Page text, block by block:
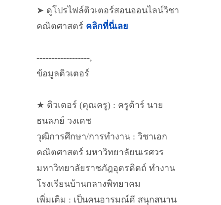
➤ ดูโปรไฟล์ติวเตอร์สอนออนไลน์วิชา
คณิตศาสตร์ คลิกที่นี่เลย
------------------,
ข้อมูลติวเตอร์
★ ติวเตอร์ (คุณครู) : ครูต้าร์ นาย
ธนลภย์ วงเดช
วุฒิการศึกษา/การทำงาน : วิชาเอก
คณิตศาสตร์ มหาวิทยาลัยนเรศวร
มหาวิทยาลัยราชภัฎอุตรดิตถ์ ทำงาน
โรงเรียนบ้านกลางพิทยาคม
เพิ่มเติม : เป็นคนอารมณ์ดี สนุกสนาน